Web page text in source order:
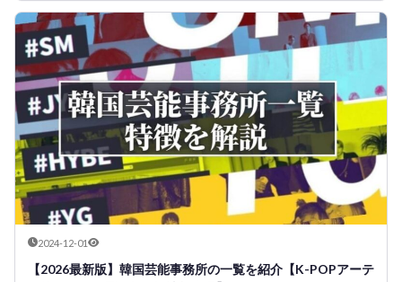
2024-12-01
【2026最新版】韓国芸能事務所の一覧を紹介【K-POPアーテ